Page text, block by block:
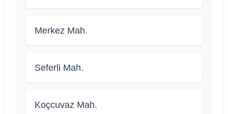
Merkez Mah.
Seferli Mah.
Koçcuvaz Mah.